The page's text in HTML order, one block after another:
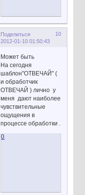
Поделиться
10
2012-01-10 01:50:43
Может быть
На сегодня
шаблон"ОТВЕЧАЙ" (
и обработчик
ОТВЕЧАЙ ) лично у
меня дают наиболее
чувствительные
ощущения в
процессе обработки .
0